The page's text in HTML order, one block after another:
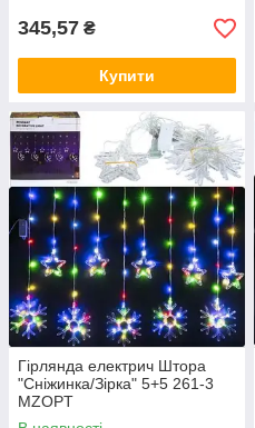
345,57 ₴
Купити
Гірлянда електрич Штора
"Сніжинка/Зірка" 5+5 261-3
MZOPT